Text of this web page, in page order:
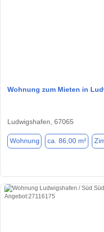
Wohnung zum Mieten in
Ludwigshafen, 67065
Wohnung ca. 86,00 m²